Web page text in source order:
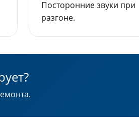
Посторонние звуки при
разгоне.